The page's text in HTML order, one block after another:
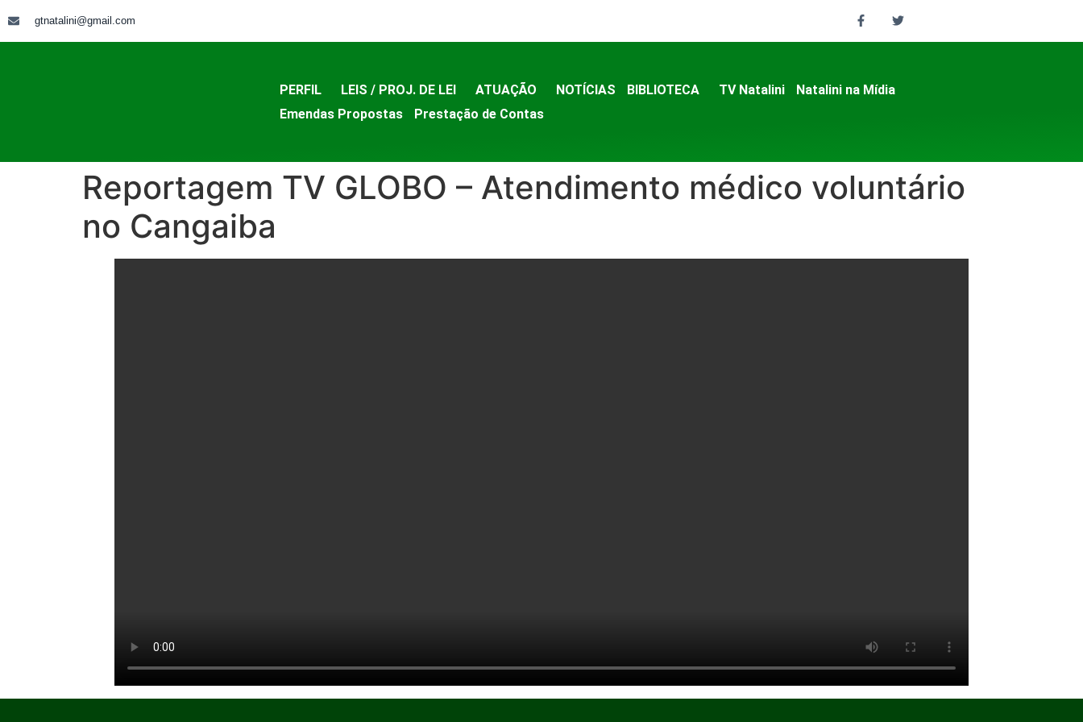
gtnatalini@gmail.com
PERFIL LEIS / PROJ. DE LEI ATUAÇÃO NOTÍCIAS BIBLIOTECA TV Natalini
Natalini na Mídia
Emendas Propostas
Prestação de Contas
Reportagem TV GLOBO – Atendimento médico voluntário
no Cangaiba